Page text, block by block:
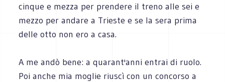
cinque e mezza per prendere il treno alle sei e
mezzo per andare a Trieste e se la sera prima
delle otto non ero a casa.
A me andò bene: a quarant'anni entrai di ruolo.
Poi anche mia moglie riuscì con un concorso a